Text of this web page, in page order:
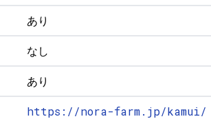
あり
なし
あり
https://nora-farm.jp/kamui/